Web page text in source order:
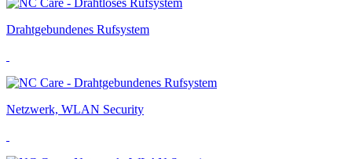
Drahtgebundenes Rufsystem
Netzwerk, WLAN Security